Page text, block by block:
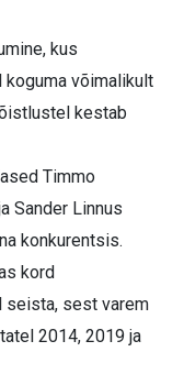
kus
koguma võimalikult
kestab
Timmo
Sander Linnus
konkurentsis.
kord
sest varem
2014, 2019 ja